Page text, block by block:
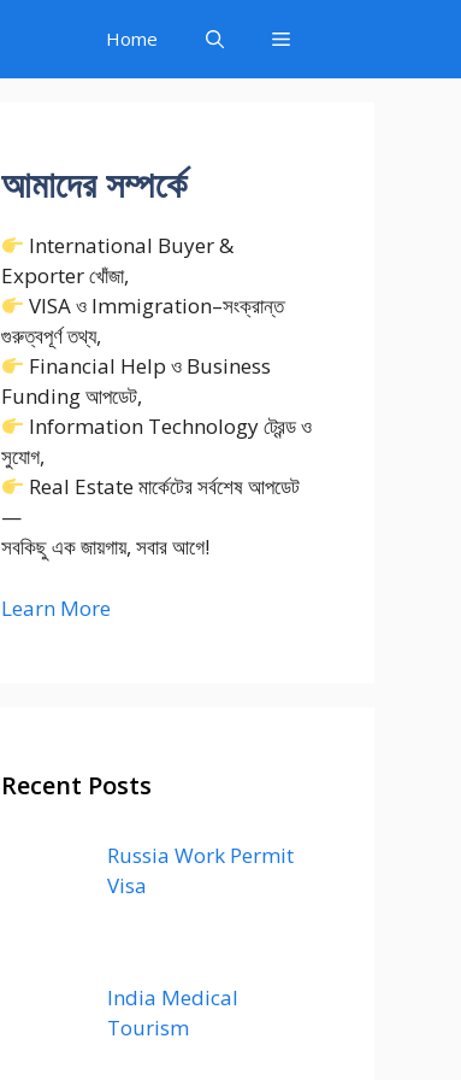
Home
আমাদের সম্পর্কে
International Buyer &
Exporter খোঁজা,
VISA ও Immigration–সংক্রান্ত
গুরুত্বপূর্ণ তথ্য,
Financial Help ও Business
Funding আপডেট,
Information Technology ট্রেন্ড ও
সুযোগ,
Real Estate মার্কেটের সর্বশেষ আপডেট
—
সবকিছু এক জায়গায়, সবার আগে!
Learn More
Recent Posts
Russia Work Permit
Visa
India Medical
Tourism